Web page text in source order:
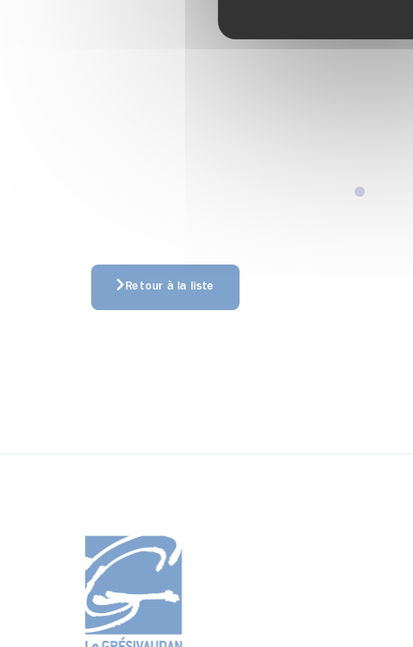
Retour à la liste